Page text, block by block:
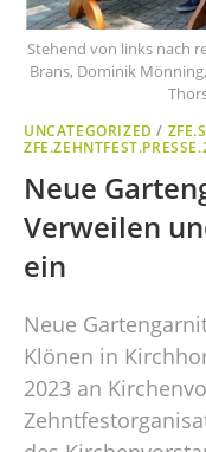
Stehend von links nach
Brans, Dominik
UNCATEGORIZED /
Neue
Verweilen
ein
Neue
Klönen in
2023 an